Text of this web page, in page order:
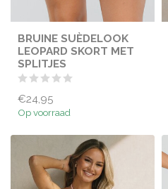
BRUINE SUÈDELOOK
LEOPARD SKORT MET
SPLITJES
€24,95
Op voorraad